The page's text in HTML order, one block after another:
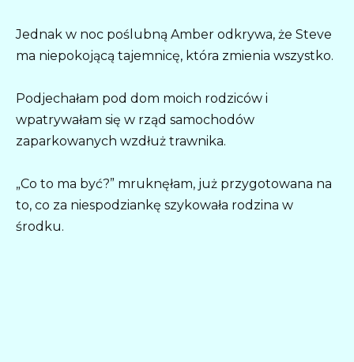
Jednak w noc poślubną Amber odkrywa, że Steve
ma niepokojącą tajemnicę, która zmienia wszystko.
Podjechałam pod dom moich rodziców i
wpatrywałam się w rząd samochodów
zaparkowanych wzdłuż trawnika.
„Co to ma być?” mruknęłam, już przygotowana na
to, co za niespodziankę szykowała rodzina w
środku.